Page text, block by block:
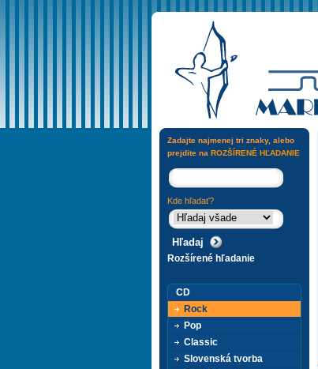
Zadajte najmenej tri znaky, alebo
prejdite na ROZŠÍRENÉ HĽADANIE
Kde hľadať?
Rozšírené hľadanie
CD
Rock
Pop
Classic
Slovenská tvorba